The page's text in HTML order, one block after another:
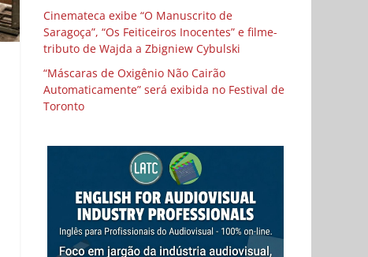
Cinemateca exibe “O Manuscrito de
Saragoça”, “Os Feiticeiros Inocentes” e filme-
tributo de Wajda a Zbigniew Cybulski
“Máscaras de Oxigênio Não Cairão
Automaticamente” será exibida no Festival de
Toronto